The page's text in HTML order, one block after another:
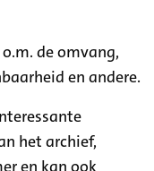
de omvang,
en andere.
het archief,
en kan ook